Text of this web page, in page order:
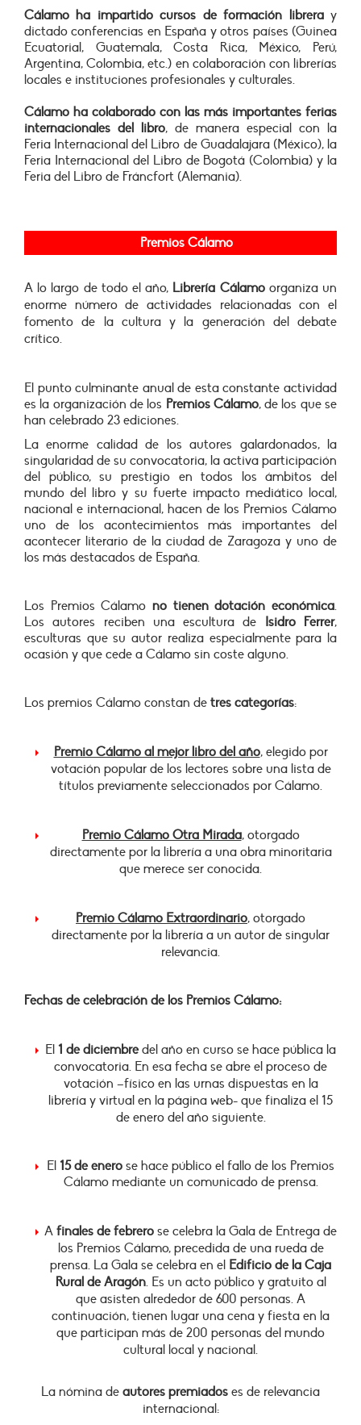
Cálamo ha impartido cursos de formación librera y
dictado conferencias en España y otros países (Guinea
Ecuatorial, Guatemala, Costa Rica, México, Perú,
Argentina, Colombia, etc.) en colaboración con librerías
locales e instituciones profesionales y culturales.
Cálamo ha colaborado con las más importantes ferias
internacionales del libro, de manera especial con la
Feria Internacional del Libro de Guadalajara (México), la
Feria Internacional del Libro de Bogotá (Colombia) y la
Feria del Libro de Fráncfort (Alemania).
Premios Cálamo
A lo largo de todo el año, Librería Cálamoorganiza un
enorme número de actividades relacionadas con el
fomento de la cultura y la generación del debate
crítico.
El punto culminante anual de esta constante actividad
es la organización de los Premios Cálamo, de los que se
han celebrado 23 ediciones.
La enorme calidad de los autores galardonados, la
singularidad de su convocatoria, la activa participación
del público, su prestigio en todos los ámbitos del
mundo del libro y su fuerte impacto mediático local,
nacional e internacional, hacen de los Premios Cálamo
uno de los acontecimientos más importantes del
acontecer literario de la ciudad de Zaragoza y uno de
los más destacados de España.
Los Premios Cálamo no tienen dotación económica.
Los autores reciben una escultura de Isidro Ferrer,
esculturas que su autor realiza especialmente para la
ocasión y que cede a Cálamo sin coste alguno.
Los premios Cálamo constan de tres categorías:
Premio Cálamo al mejor libro del año, elegido por
votación popular de los lectores sobre una lista de
títulos previamente seleccionados por Cálamo.
Premio Cálamo Otra Mirada, otorgado
directamente por la librería a una obra minoritaria
que merece ser conocida.
Premio Cálamo Extraordinario, otorgado
directamente por la librería a un autor de singular
relevancia.
Fechas de celebración de los Premios Cálamo:
El 1 de diciembredel año en curso se hace pública la
convocatoria. En esa fecha se abre el proceso de
votación –físico en las urnas dispuestas en la
librería y virtual en la página web- que finaliza el 15
de enero del año siguiente.
El 15 de enero se hace público el fallo de los Premios
Cálamo mediante un comunicado de prensa.
A finales de febrero se celebra la Gala de Entrega de
los Premios Cálamo, precedida de una rueda de
prensa. La Gala se celebra en el Edificio de la Caja
Rural de Aragón. Es un acto público y gratuito al
que asisten alrededor de 600 personas. A
continuación, tienen lugar una cena y fiesta en la
que participan más de 200 personas del mundo
cultural local y nacional.
La nómina de autores premiados es de relevancia
internacional: